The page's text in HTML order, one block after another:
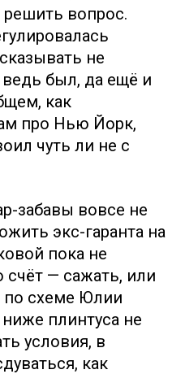
вопрос.
не
ведь был, да ещё и
как
про Нью Йорк,
чуть ли не с
забавы вовсе не
экс-гаранта на
пока не
счёт — сажать, или
по схеме Юлии
плинтуса не
условия, в
как